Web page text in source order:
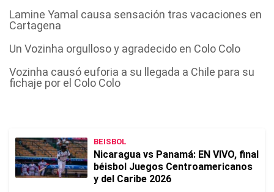
Lamine Yamal causa sensación tras vacaciones en
Cartagena
Un Vozinha orgulloso y agradecido en Colo Colo
Vozinha causó euforia a su llegada a Chile para su
fichaje por el Colo Colo
BEISBOL
Nicaragua vs Panamá: EN VIVO, final
béisbol Juegos Centroamericanos
y del Caribe 2026